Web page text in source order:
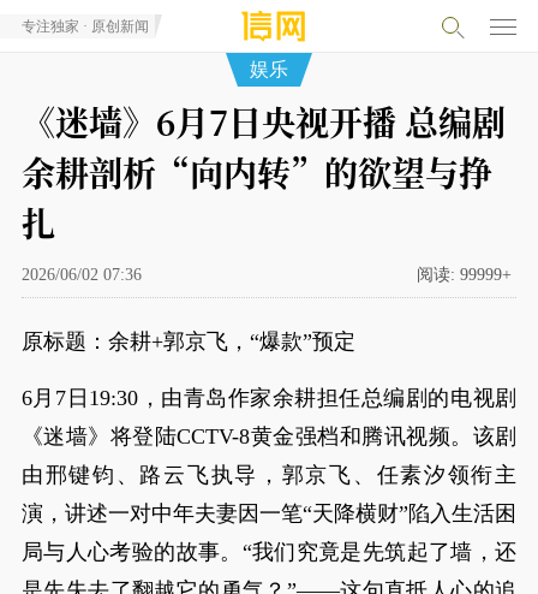
专注独家 · 原创新闻
娱乐
《迷墙》6月7日央视开播 总编剧
余耕剖析“向内转”的欲望与挣
扎
2026/06/02 07:36 阅读: 99999+
原标题：余耕+郭京飞，“爆款”预定
6月7日19:30，由青岛作家余耕担任总编剧的电视剧
《迷墙》将登陆CCTV-8黄金强档和腾讯视频。该剧
由邢键钧、路云飞执导，郭京飞、任素汐领衔主
演，讲述一对中年夫妻因一笔“天降横财”陷入生活困
局与人心考验的故事。“我们究竟是先筑起了墙，还